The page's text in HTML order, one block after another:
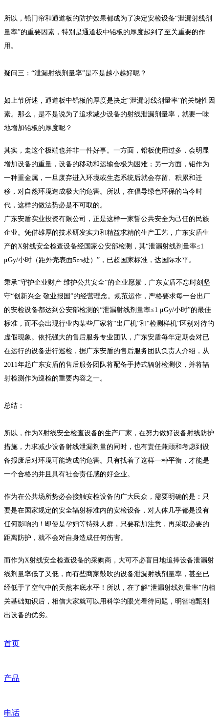
所以，铅门帘和通道板的防护效果都成为了决定安检设备“泄漏射线剂
量率”的重要因素，特别是通道板中铅板的厚度起到了至关重要的作
用。
疑问三：“泄漏射线剂量率”是不是越小越好呢？
如上节所述，通道板中铅板的厚度是决定“泄漏射线剂量率”的关键性因
素。那么，是不是说为了追求减少设备的射线泄漏剂量率，就要一味
地增加铅板的厚度呢？
其实，走这个极端也并非一件好事。一方面，铅板使用过多，会明显
增加设备的重量，设备的移动和运输会极为困难；另一方面，铅作为
一种重金属，一旦废弃进入环境或生态系统后就会存留、积累和迁
移，对自然环境造成极大的危害。所以，在倡导绿色环保的当今时
代，这样的做法势必是不可取的。
广东安盾实业投资有限公司，正是这样一家誓公共安全为己任的民族
企业。凭借雄厚的技术研发实力和精益求精的生产工艺，广东安盾生
产的X射线安全检查设备经国家公安部检测，其“泄漏射线剂量率≤1
μGy/小时（距外壳表面5㎝处）”，已超国家标准，达国际水平。
秉承“守护企业财产 维护公共安全”的企业愿景，广东安盾不忘时刻坚
守“创新兴企 敬业报国”的经营理念。规范运作，严格要求每一台出厂
的安检设备都达到公安部检测的“泄漏射线剂量率≤1 μGy/小时”的最佳
标准，而不会出现行业内某些厂家将“出厂机”和“检测样机”区别对待的
虚假现象。依托强大的售后服务专业团队，广东安盾每年定期会对已
在运行的设备进行巡检，据广东安盾的售后服务团队负责人介绍，从
2011年起广东安盾的售后服务团队将配备手持式辐射检测仪，并将辐
射检测作为巡检的重要内容之一。
总结：
所以，作为X射线安全检查设备的生产厂家，在努力做好设备射线防护
措施，力求减少设备射线泄漏剂量的同时，也有责任兼顾和考虑到设
备报废后对环境可能造成的危害。只有找着了这样一种平衡，才能是
一个合格的并且具有社会责任感的好企业。
作为在公共场所势必会接触安检设备的广大民众，需要明确的是：只
要是在国家规定的安全辐射标准内的安检设备，对人体几乎都是没有
任何影响的！即使是孕妇等特殊人群，只要稍加注意，再采取必要的
距离防护，就不会对自身造成任何伤害。
而作为X射线安全检查设备的采购商，大可不必盲目地追捧设备泄漏射
线剂量率低了又低，而有些商家鼓吹的设备泄漏射线剂量率，甚至已
经低于了空气中的天然本底水平！所以，在了解“泄漏射线剂量率”的相
关基础知识后，相信大家就可以用科学的眼光看待问题，明智地甄别
出设备的优劣。
首页
产品
电话